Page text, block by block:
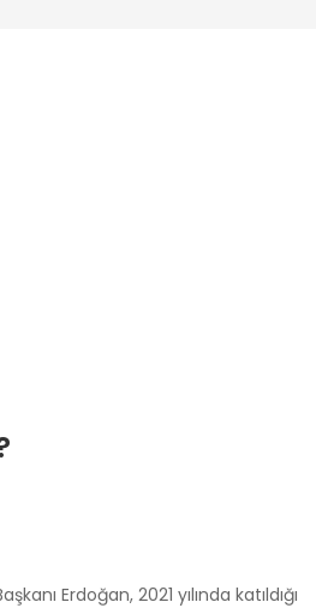
Erdoğan, 2021 yılında katıldığı